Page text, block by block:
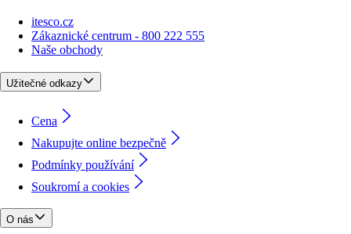
itesco.cz
Zákaznické centrum - 800 222 555
Naše obchody
Užitečné odkazy
Cena
Nakupujte online bezpečně
Podmínky používání
Soukromí a cookies
O nás